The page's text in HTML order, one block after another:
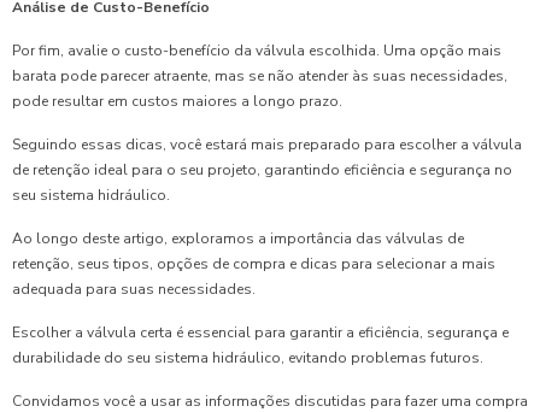
Análise de Custo-Benefício
Por fim, avalie o custo-benefício da válvula escolhida. Uma opção mais
barata pode parecer atraente, mas se não atender às suas necessidades,
pode resultar em custos maiores a longo prazo.
Seguindo essas dicas, você estará mais preparado para escolher a válvula
de retenção ideal para o seu projeto, garantindo eficiência e segurança no
seu sistema hidráulico.
Ao longo deste artigo, exploramos a importância das válvulas de
retenção, seus tipos, opções de compra e dicas para selecionar a mais
adequada para suas necessidades.
Escolher a válvula certa é essencial para garantir a eficiência, segurança e
durabilidade do seu sistema hidráulico, evitando problemas futuros.
Convidamos você a usar as informações discutidas para fazer uma compra